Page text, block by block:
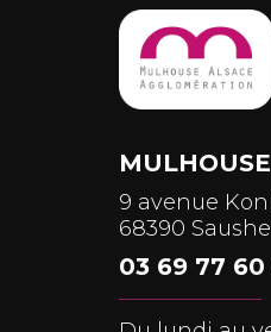
9 avenue
68390
03 69 77 60